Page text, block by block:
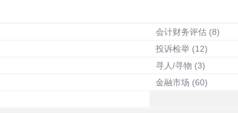
会计财务评估 (8)
投诉检举 (12)
寻人/寻物 (3)
金融市场 (60)